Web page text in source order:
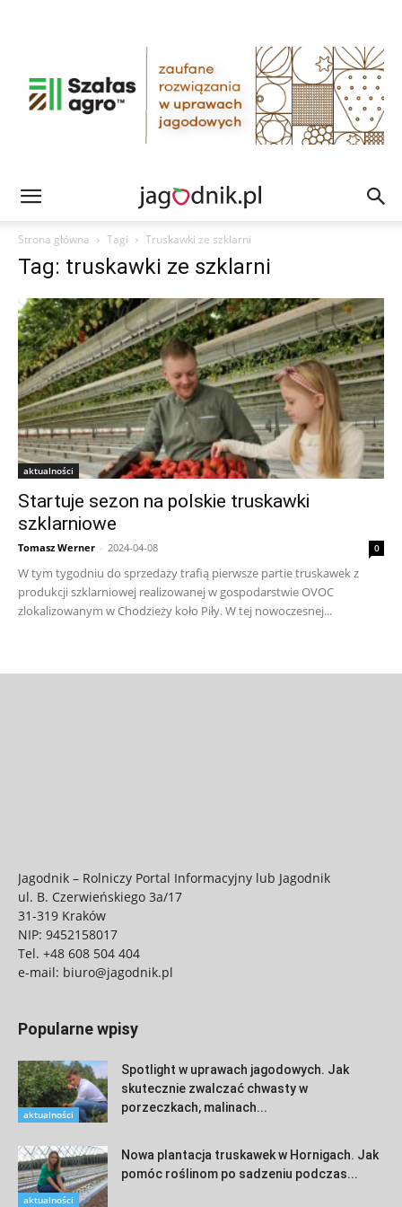
Strona główna Tagi Truskawki ze szklarni
Tag: truskawki ze szklarni
aktualności
Startuje sezon na polskie truskawki
szklarniowe
Tomasz Werner - 2024-04-08 0
W tym tygodniu do sprzedaży trafią pierwsze partie truskawek z
produkcji szklarniowej realizowanej w gospodarstwie OVOC
zlokalizowanym w Chodzieży koło Piły. W tej nowoczesnej...
Jagodnik – Rolniczy Portal Informacyjny lub Jagodnik
ul. B. Czerwieńskiego 3a/17
31-319 Kraków
NIP: 9452158017
Tel. +48 608 504 404
e-mail: biuro@jagodnik.pl
Popularne wpisy
aktualności
Spotlight w uprawach jagodowych. Jak
skutecznie zwalczać chwasty w
porzeczkach, malinach...
aktualności
Nowa plantacja truskawek w Hornigach. Jak
pomóc roślinom po sadzeniu podczas...